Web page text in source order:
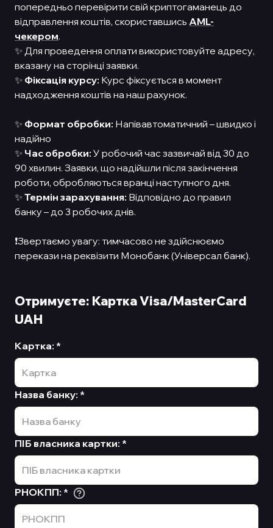
попередньо перевірити свій криптогаманець до
відправлення коштів, скориставшись AML-
чекером.
✨ Для проведення оплати використовуйте адресу,
вказану на сторінці заявки.
✨ Фіксація курсу: Курс фіксується в момент
надходження коштів на наш рахунок.
✨ Формат обробки: Напівавтоматичний – швидко і
надійно
✨ Час обробки: У робочий час зазвичай від 30 до
90 хвилин. Заявки, що надійшли після закінчення
роботи, обробляються вранці наступного дня.
✨ Термін зарахування: Відповідно до правил
банку – до 3 робочих днів.
❗️Звертаємо увагу: тимчасово не здійснюємо
перекази на реквізити Монобанк (Універсал банк).
Отримуєте: Картка Visa/MasterCard
UAH
Картка: *
Назва банку: *
ПІБ власника картки: *
РНОКПП: *